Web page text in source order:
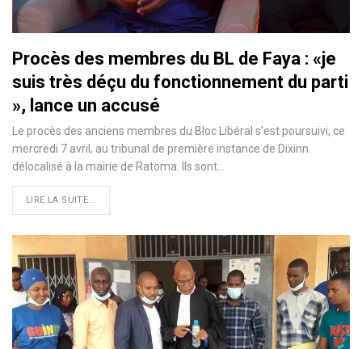
Procès des membres du BL de Faya : «je
suis très déçu du fonctionnement du parti
», lance un accusé
Le procès des anciens membres du Bloc Libéral s'est poursuivi, ce
mercredi 7 avril, au tribunal de première instance de Dixinn
délocalisé à la mairie de Ratoma. Ils sont
LIRE LA SUITE...